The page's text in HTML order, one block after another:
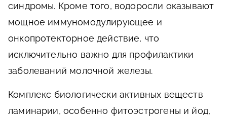
синдромы. Кроме того, водоросли оказывают
мощное иммуномодулирующее и
онкопротекторное действие, что
исключительно важно для профилактики
заболеваний молочной железы.
Комплекс биологически активных веществ
ламинарии, особенно фитоэстрогены и йод,